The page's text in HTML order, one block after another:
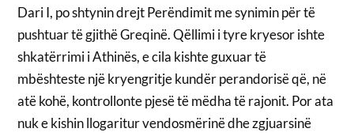
Dari I, po shtynin drejt Perëndimit me synimin për të
pushtuar të gjithë Greqinë. Qëllimi i tyre kryesor ishte
shkatërrimi i Athinës, e cila kishte guxuar të
mbështeste një kryengritje kundër perandorisë që, në
atë kohë, kontrollonte pjesë të mëdha të rajonit. Por ata
nuk e kishin llogaritur vendosmërinë dhe zgjuarsinë